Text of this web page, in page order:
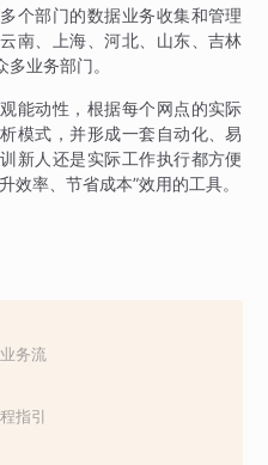
个部门的数据业务收集和管理
南、上海、河北、山东、吉林
业务部门。
能动性，根据每个网点的实际
模式，并形成一套自动化、易
新人还是实际工作执行都方便
效率、节省成本”效用的工具。
务流
指引